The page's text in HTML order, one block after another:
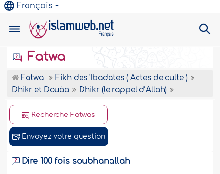
Français
Fatwa
Fatwa
Fikh des 'Ibadates ( Actes de culte )
Dhikr et Douâa
Dhikr (le rappel d’Allah)
Recherche Fatwas
Envoyez votre question
Dire 100 fois soubhanallah